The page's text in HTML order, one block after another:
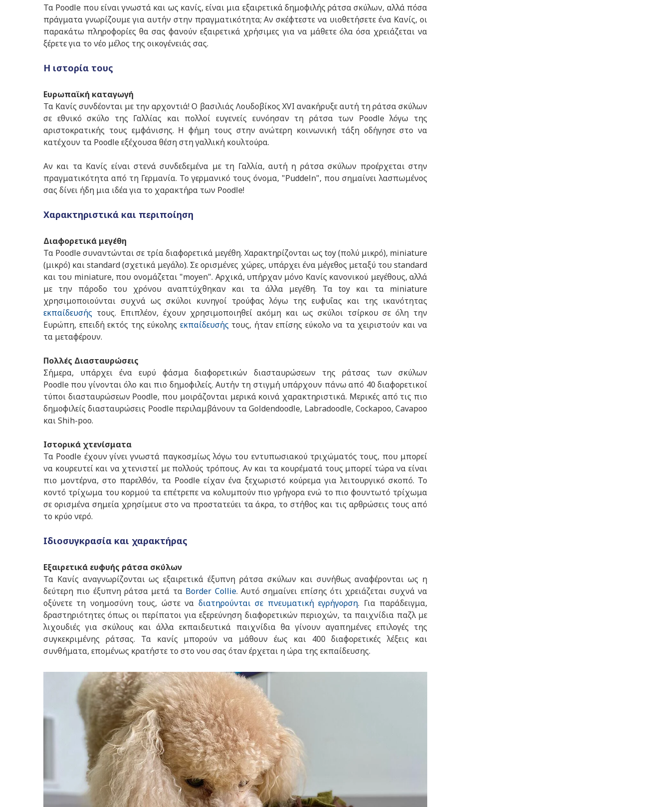
Τα Poodle που είναι γνωστά και ως κανίς, είναι μια εξαιρετικά δημοφιλής ράτσα σκύλων, αλλά πόσα
πράγματα γνωρίζουμε για αυτήν στην πραγματικότητα; Αν σκέφτεστε να υιοθετήσετε ένα Κανίς, οι
παρακάτω πληροφορίες θα σας φανούν εξαιρετικά χρήσιμες για να μάθετε όλα όσα χρειάζεται να
ξέρετε για το νέο μέλος της οικογένειάς σας.
Η ιστορία τους
Ευρωπαϊκή καταγωγή
Τα Κανίς συνδέονται με την αρχοντιά! Ο βασιλιάς Λουδοβίκος XVI ανακήρυξε αυτή τη ράτσα σκύλων
σε εθνικό σκύλο της Γαλλίας και πολλοί ευγενείς ευνόησαν τη ράτσα των Poodle λόγω της
αριστοκρατικής τους εμφάνισης. Η φήμη τους στην ανώτερη κοινωνική τάξη οδήγησε στο να
κατέχουν τα Poodle εξέχουσα θέση στη γαλλική κουλτούρα.
Αν και τα Κανίς είναι στενά συνδεδεμένα με τη Γαλλία, αυτή η ράτσα σκύλων προέρχεται στην
πραγματικότητα από τη Γερμανία. Το γερμανικό τους όνομα, "Puddeln", που σημαίνει λασπωμένος
σας δίνει ήδη μια ιδέα για το χαρακτήρα των Poodle!
Χαρακτηριστικά και περιποίηση
Διαφορετικά μεγέθη
Τα Poodle συναντώνται σε τρία διαφορετικά μεγέθη. Χαρακτηρίζονται ως toy (πολύ μικρό), miniature
(μικρό) και standard (σχετικά μεγάλο). Σε ορισμένες χώρες, υπάρχει ένα μέγεθος μεταξύ του standard
και του miniature, που ονομάζεται "moyen". Αρχικά, υπήρχαν μόνο Κανίς κανονικού μεγέθους, αλλά
με την πάροδο του χρόνου αναπτύχθηκαν και τα άλλα μεγέθη. Τα toy και τα miniature
χρησιμοποιούνται συχνά ως σκύλοι κυνηγοί τρούφας λόγω της ευφυΐας και της ικανότητας
εκπαίδευσής τους. Επιπλέον, έχουν χρησιμοποιηθεί ακόμη και ως σκύλοι τσίρκου σε όλη την
Ευρώπη, επειδή εκτός της εύκολης εκπαίδευσής τους, ήταν επίσης εύκολο να τα χειριστούν και να
τα μεταφέρουν.
Πολλές Διασταυρώσεις
Σήμερα, υπάρχει ένα ευρύ φάσμα διαφορετικών διασταυρώσεων της ράτσας των σκύλων
Poodle που γίνονται όλο και πιο δημοφιλείς. Αυτήν τη στιγμή υπάρχουν πάνω από 40 διαφορετικοί
τύποι διασταυρώσεων Poodle, που μοιράζονται μερικά κοινά χαρακτηριστικά. Μερικές από τις πιο
δημοφιλείς διασταυρώσεις Poodle περιλαμβάνουν τα Goldendoodle, Labradoodle, Cockapoo, Cavapoo
και Shih-poo.
Ιστορικά χτενίσματα
Τα Poodle έχουν γίνει γνωστά παγκοσμίως λόγω του εντυπωσιακού τριχώματός τους, που μπορεί
να κουρευτεί και να χτενιστεί με πολλούς τρόπους. Αν και τα κουρέματά τους μπορεί τώρα να είναι
πιο μοντέρνα, στο παρελθόν, τα Poodle είχαν ένα ξεχωριστό κούρεμα για λειτουργικό σκοπό. Το
κοντό τρίχωμα του κορμού τα επέτρεπε να κολυμπούν πιο γρήγορα ενώ το πιο φουντωτό τρίχωμα
σε ορισμένα σημεία χρησίμευε στο να προστατεύει τα άκρα, το στήθος και τις αρθρώσεις τους από
το κρύο νερό.
Ιδιοσυγκρασία και χαρακτήρας
Εξαιρετικά ευφυής ράτσα σκύλων
Τα Κανίς αναγνωρίζονται ως εξαιρετικά έξυπνη ράτσα σκύλων και συνήθως αναφέρονται ως η
δεύτερη πιο έξυπνη ράτσα μετά τα Border Collie. Αυτό σημαίνει επίσης ότι χρειάζεται συχνά να
οξύνετε τη νοημοσύνη τους, ώστε να διατηρούνται σε πνευματική εγρήγορση. Για παράδειγμα,
δραστηριότητες όπως οι περίπατοι για εξερεύνηση διαφορετικών περιοχών, τα παιχνίδια παζλ με
λιχουδιές για σκύλους και άλλα εκπαιδευτικά παιχνίδια θα γίνουν αγαπημένες επιλογές της
συγκεκριμένης ράτσας. Τα κανίς μπορούν να μάθουν έως και 400 διαφορετικές λέξεις και
συνθήματα, επομένως κρατήστε το στο νου σας όταν έρχεται η ώρα της εκπαίδευσης.